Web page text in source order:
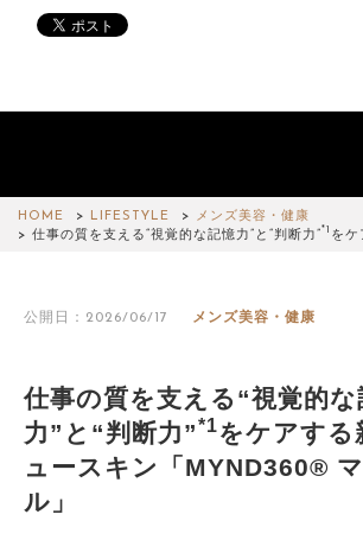
HOME LIFESTYLE
メンズ美容・健康
仕事の質を支える“視覚的な記憶力”と“判断力”*1 をケ
公開日：2026/06/17 メンズ美容・健康
仕事の質を支える“視覚的な
力”と“判断力”*1をケアする
ュースキン「MYND360®
ル」